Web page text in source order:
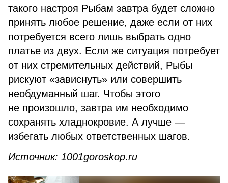
такого настроя Рыбам завтра будет сложно
принять любое решение, даже если от них
потребуется всего лишь выбрать одно
платье из двух. Если же ситуация потребует
от них стремительных действий, Рыбы
рискуют «зависнуть» или совершить
необдуманный шаг. Чтобы этого
не произошло, завтра им необходимо
сохранять хладнокровие. А лучше —
избегать любых ответственных шагов.
Источник: 1001goroskop.ru